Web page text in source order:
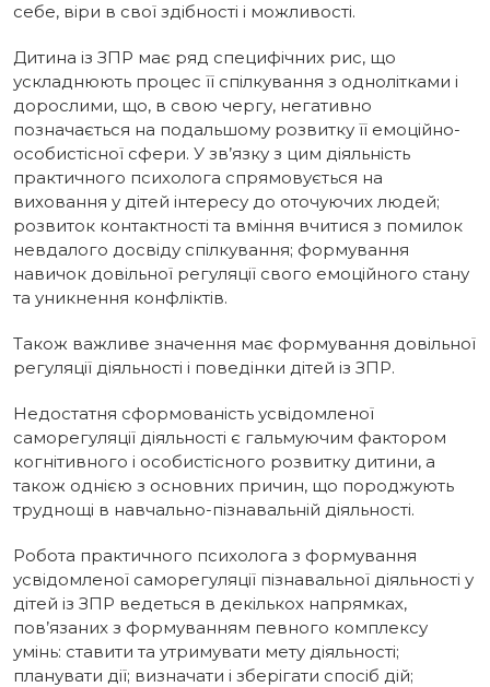
себе, віри в свої здібності і можливості.
Дитина із ЗПР має ряд специфічних рис, що
ускладнюють процес її спілкування з однолітками і
дорослими, що, в свою чергу, негативно
позначається на подальшому розвитку її емоційно-
особистісної сфери. У зв’язку з цим діяльність
практичного психолога спрямовується на
виховання у дітей інтересу до оточуючих людей;
розвиток контактності та вміння вчитися з помилок
невдалого досвіду спілкування; формування
навичок довільної регуляції свого емоційного стану
та уникнення конфліктів.
Також важливе значення має формування довільної
регуляції діяльності і поведінки дітей із ЗПР.
Недостатня сформованість усвідомленої
саморегуляції діяльності є гальмуючим фактором
когнітивного і особистісного розвитку дитини, а
також однією з основних причин, що породжують
труднощі в навчально-пізнавальній діяльності.
Робота практичного психолога з формування
усвідомленої саморегуляції пізнавальної діяльності у
дітей із ЗПР ведеться в декількох напрямках,
пов’язаних з формуванням певного комплексу
умінь: ставити та утримувати мету діяльності;
планувати дії; визначати і зберігати спосіб дій;